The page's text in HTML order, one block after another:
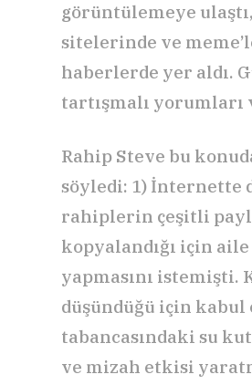
görüntülemeye
sitelerinde ve
haberlerde yer aldı.
tartışmalı yorumları
Rahip Steve bu
söyledi: 1) İnternette
rahiplerin çeşitli
kopyalandığı için
yapmasını istemişti.
düşündüğü için kabul
tabancasındaki su
ve mizah etkisi